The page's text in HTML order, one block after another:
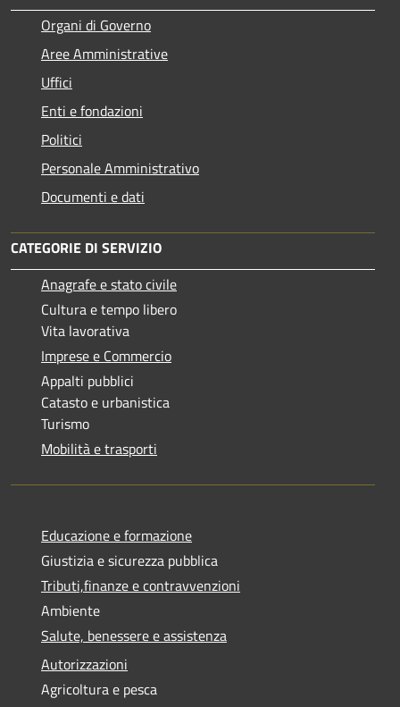
Organi di Governo
Aree Amministrative
Uffici
Enti e fondazioni
Politici
Personale Amministrativo
Documenti e dati
CATEGORIE DI SERVIZIO
Anagrafe e stato civile
Cultura e tempo libero
Vita lavorativa
Imprese e Commercio
Appalti pubblici
Catasto e urbanistica
Turismo
Mobilità e trasporti
Educazione e formazione
Giustizia e sicurezza pubblica
Tributi,finanze e contravvenzioni
Ambiente
Salute, benessere e assistenza
Autorizzazioni
Agricoltura e pesca